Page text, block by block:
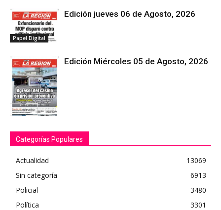
Papel Digital
Edición jueves 06 de Agosto, 2026
Edición Miércoles 05 de Agosto, 2026
Categorías Populares
Actualidad
13069
Sin categoría
6913
Policial
3480
Política
3301